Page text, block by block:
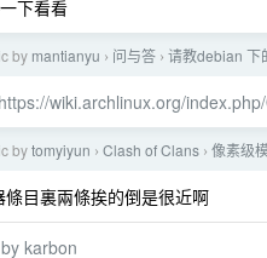
下看看
by mantianyu › 问与答 › 请教debian 下
https://wiki.archlinux.org/
bytomyiyun › Clash of Clans › 像素级
條目裏兩條挨的倒是很近啊
karbon